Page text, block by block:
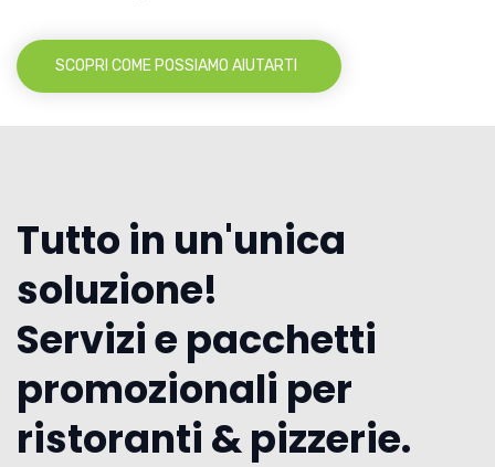
SCOPRI COME POSSIAMO AIUTARTI
Tutto in un'unica
soluzione!
Servizi e pacchetti
promozionali per
ristoranti & pizzerie.